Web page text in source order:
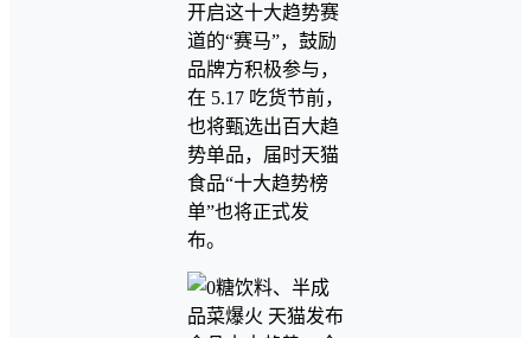
开启这十大趋势赛
道的“赛马”，鼓励
品牌方积极参与，
在 5.17 吃货节前，
也将甄选出百大趋
势单品，届时天猫
食品“十大趋势榜
单”也将正式发
布。